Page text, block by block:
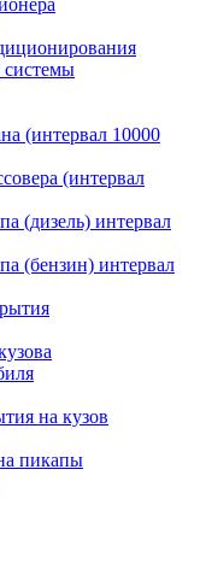
системы
(интервал 10000
(интервал
(дизель) интервал
(бензин) интервал
на кузов
пикапы